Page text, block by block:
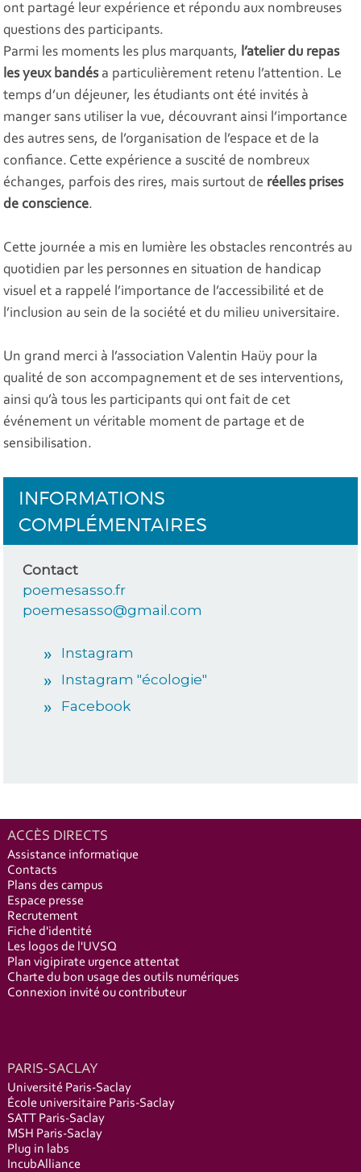
ont partagé leur expérience et répondu aux nombreuses
questions des participants.
Parmi les moments les plus marquants, l’atelier du repas
les yeux bandésa particulièrement retenu l’attention. Le
temps d’un déjeuner, les étudiants ont été invités à
manger sans utiliser la vue, découvrant ainsi l’importance
des autres sens, de l’organisation de l’espace et de la
confiance. Cette expérience a suscité de nombreux
échanges, parfois des rires, mais surtout de réelles prises
de conscience.
Cette journée a mis en lumière les obstacles rencontrés au
quotidien par les personnes en situation de handicap
visuel et a rappelé l’importance de l’accessibilité et de
l’inclusion au sein de la société et du milieu universitaire.
Un grand merci à l’association Valentin Haüy pour la
qualité de son accompagnement et de ses interventions,
ainsi qu’à tous les participants qui ont fait de cet
événement un véritable moment de partage et de
sensibilisation.
INFORMATIONS
COMPLÉMENTAIRES
Contact
poemesasso.fr
poemesasso@gmail.com
Instagram
Instagram "écologie"
Facebook
ACCÈS DIRECTS
Assistance informatique
Contacts
Plans des campus
Espace presse
Recrutement
Fiche d'identité
Les logos de l'UVSQ
Plan vigipirate urgence attentat
Charte du bon usage des outils numériques
Connexion invité ou contributeur
PARIS-SACLAY
Université Paris-Saclay
École universitaire Paris-Saclay
SATT Paris-Saclay
MSH Paris-Saclay
Plug in labs
IncubAlliance